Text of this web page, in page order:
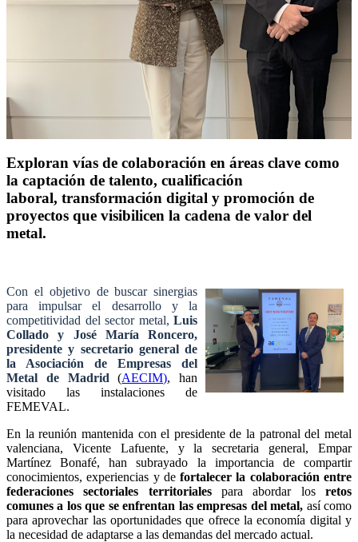
Exploran vías de colaboración en áreas clave como
la captación de talento, cualificación
laboral, transformación digital y promoción de
proyectos que visibilicen la cadena de valor del
metal.
Con el objetivo de buscar sinergias
para impulsar el desarrollo y la
competitividad del sector metal,Luis
Collado y José María Roncero,
presidente y secretario general de
la Asociación de Empresas del
Metal de Madrid (AECIM), han
visitado las instalaciones de
FEMEVAL.
En la reunión mantenida con el presidente de la patronal del metal
valenciana, Vicente Lafuente, y la secretaria general, Empar
Martínez Bonafé, han subrayado la importancia de compartir
conocimientos, experiencias y defortalecer la colaboración entre
federaciones sectoriales territoriales para abordar los retos
comunes a los que se enfrentan las empresas del metal, así como
para aprovechar las oportunidades que ofrece la economía digital y
la necesidad de adaptarse a las demandas del mercado actual.